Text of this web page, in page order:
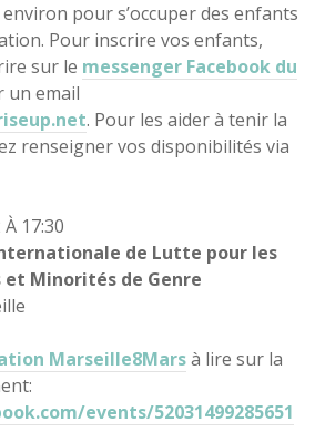
pour s’occuper des enfants
Pour inscrire vos enfants,
sur le messenger Facebook du
un email
. Pour les aider à tenir la
renseigner vos disponibilités via
17:30
de Lutte pour les
et Minorités de Genre
Marseille8Marsà lire sur la
events/52031499285651